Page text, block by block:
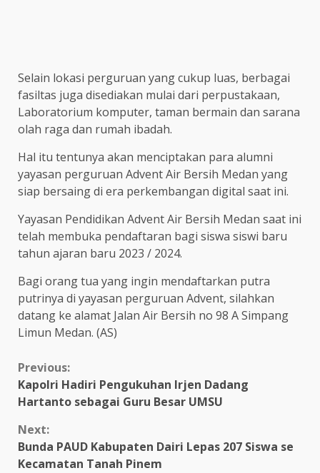
Selain lokasi perguruan yang cukup luas, berbagai
fasiltas juga disediakan mulai dari perpustakaan,
Laboratorium komputer, taman bermain dan sarana
olah raga dan rumah ibadah.
Hal itu tentunya akan menciptakan para alumni
yayasan perguruan Advent Air Bersih Medan yang
siap bersaing di era perkembangan digital saat ini.
Yayasan Pendidikan Advent Air Bersih Medan saat ini
telah membuka pendaftaran bagi siswa siswi baru
tahun ajaran baru 2023 / 2024.
Bagi orang tua yang ingin mendaftarkan putra
putrinya di yayasan perguruan Advent, silahkan
datang ke alamat Jalan Air Bersih no 98 A Simpang
Limun Medan. (AS)
Continue
Reading
Previous:
Kapolri Hadiri Pengukuhan Irjen Dadang
Hartanto sebagai Guru Besar UMSU
Next:
Bunda PAUD Kabupaten Dairi Lepas 207 Siswa se
Kecamatan Tanah Pinem